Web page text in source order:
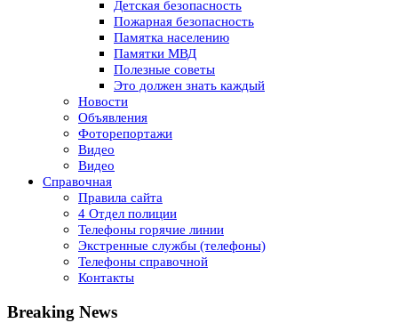
Детская безопасность
Пожарная безопасность
Памятка населению
Памятки МВД
Полезные советы
Это должен знать каждый
Новости
Объявления
Фоторепортажи
Видео
Видео
Справочная
Правила сайта
4 Отдел полиции
Телефоны горячие линии
Экстренные службы (телефоны)
Телефоны справочной
Контакты
Breaking News